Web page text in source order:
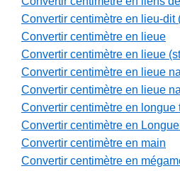
Convertir centimètre en lieu-dit
Convertir centimètre en lieue
Convertir centimètre en lieue
Convertir centimètre en lieue
Convertir centimètre en lieue
Convertir centimètre en longue
Convertir centimètre en
Convertir centimètre en main
Convertir centimètre en